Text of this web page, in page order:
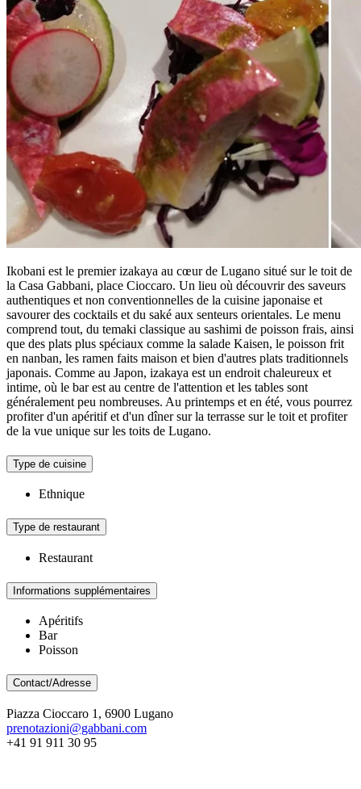
Ikobani est le premier izakaya au cœur de Lugano situé sur le toit de
la Casa Gabbani, place Cioccaro. Un lieu où découvrir des saveurs
authentiques et non conventionnelles de la cuisine japonaise et
savourer des cocktails et du saké aux senteurs orientales. Le menu
comprend tout, du temaki classique au sashimi de poisson frais, ainsi
que des plats plus spéciaux comme la salade Kaisen, le poisson frit
en nanban, les ramen faits maison et bien d'autres plats traditionnels
japonais. Comme au Japon, izakaya est un endroit chaleureux et
intime, où le bar est au centre de l'attention et les tables sont
généralement peu nombreuses. Au printemps et en été, vous pourrez
profiter d'un apéritif et d'un dîner sur la terrasse sur le toit et profiter
de la vue unique sur les toits de Lugano.
Type de cuisine
Ethnique
Type de restaurant
Restaurant
Informations supplémentaires
Apéritifs
Bar
Poisson
Contact/Adresse
Piazza Cioccaro 1, 6900 Lugano
prenotazioni@gabbani.com
+41 91 911 30 95